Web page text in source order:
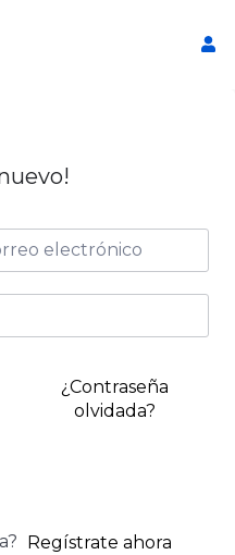
¿Contraseña
olvidada?
Regístrate ahora
+ AGREGAR